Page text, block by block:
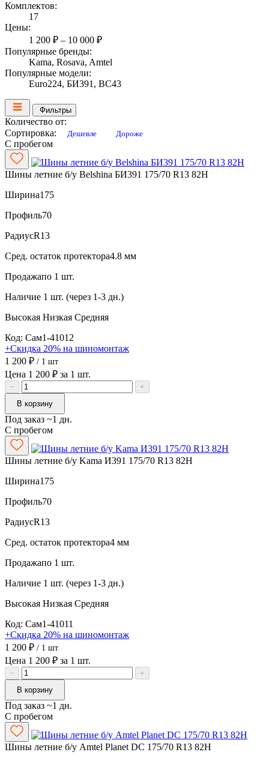
Комплектов:
17
Цены:
1 200 ₽ – 10 000 ₽
Популярные бренды:
Kama, Rosava, Amtel
Популярные модели:
Euro224, БИ391, BC43
Фильтры
Количество от:
Сортировка:
Дешевле Дороже
С пробегом
Шины летние б/у Belshina БИ391 175/70 R13 82H
Ширина175
Профиль70
РадиусR13
Сред. остаток протектора4.8 мм
Продажапо 1 шт.
Наличие 1 шт. (через 1-3 дн.)
Высокая Низкая Средняя
Код: Сам1-41012
+Скидка 20% на шиномонтаж
1 200 ₽ / 1 шт
Цена 1 200 ₽ за 1 шт.
−
+
В корзину
Под заказ ~1 дн.
С пробегом
Шины летние б/у Kama И391 175/70 R13 82H
Ширина175
Профиль70
РадиусR13
Сред. остаток протектора4 мм
Продажапо 1 шт.
Наличие 1 шт. (через 1-3 дн.)
Высокая Низкая Средняя
Код: Сам1-41011
+Скидка 20% на шиномонтаж
1 200 ₽ / 1 шт
Цена 1 200 ₽ за 1 шт.
−
+
В корзину
Под заказ ~1 дн.
С пробегом
Шины летние б/у Amtel Planet DC 175/70 R13 82H